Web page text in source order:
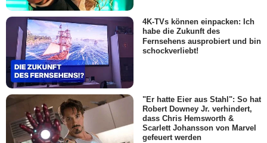
4K-TVs können einpacken: Ich
habe die Zukunft des
Fernsehens ausprobiert und bin
schockverliebt!
"Er hatte Eier aus Stahl": So hat
Robert Downey Jr. verhindert,
dass Chris Hemsworth &
Scarlett Johansson von Marvel
gefeuert werden